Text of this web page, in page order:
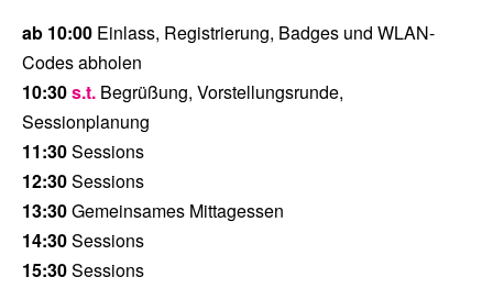
ab 10:00 Einlass, Registrierung, Badges und WLAN-
Codes abholen
10:30s.t. Begrüßung, Vorstellungsrunde,
Sessionplanung
11:30Sessions
12:30Sessions
13:30Gemeinsames Mittagessen
14:30Sessions
15:30Sessions